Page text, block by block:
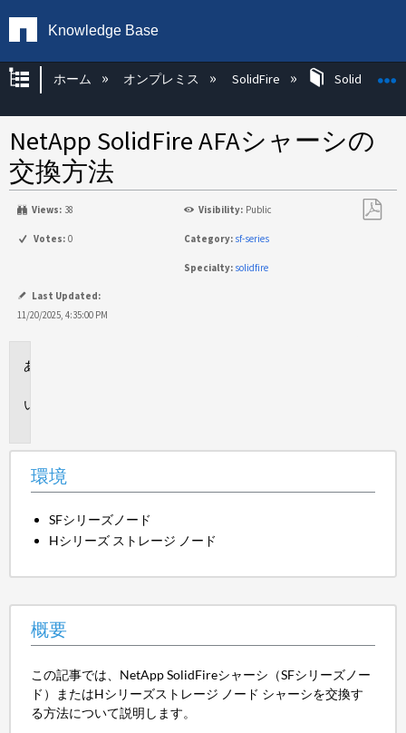
Knowledge Base
グローバル階層を展開/折りたたむ
ホーム オンプレミス SolidFire SolidFire
NetApp SolidFire AFAシャーシの
交換方法
Views: 38 Visibility: Public
Votes: 0 Category: sf-series
Specialty: solidfire
Last Updated:
11/20/2025, 4:35:00 PM
環境
SFシリーズノード
Hシリーズ ストレージ ノード
概要
この記事では、NetApp SolidFireシャーシ（SFシリーズノー
ド）またはHシリーズストレージ ノード シャーシを交換す
る方法について説明します。